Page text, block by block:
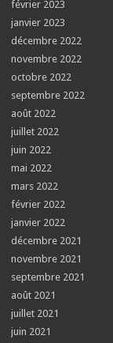
février 2023
janvier 2023
décembre 2022
novembre 2022
octobre 2022
septembre 2022
août 2022
juillet 2022
juin 2022
mai 2022
mars 2022
février 2022
janvier 2022
décembre 2021
novembre 2021
septembre 2021
août 2021
juillet 2021
juin 2021